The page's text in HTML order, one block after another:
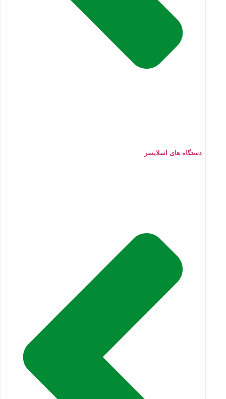
دستگاه های اسلایسر